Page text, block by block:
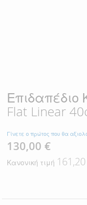
Επιδαπέδιο
Flat Linear
Γίνετε ο πρώτος που θα
Ειδική
130,00 €
Κανονική τιμή